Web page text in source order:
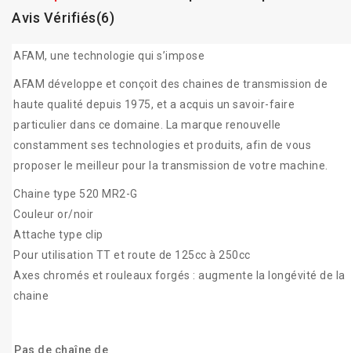
Avis Vérifiés(6)
AFAM, une technologie qui s’impose
AFAM développe et conçoit des chaines de transmission de
haute qualité depuis 1975, et a acquis un savoir-faire
particulier dans ce domaine. La marque renouvelle
constamment ses technologies et produits, afin de vous
proposer le meilleur pour la transmission de votre machine.
Chaine type 520 MR2-G
Couleur or/noir
Attache type clip
Pour utilisation TT et route de 125cc à 250cc
Axes chromés et rouleaux forgés : augmente la longévité de la
chaine
Pas de chaîne de